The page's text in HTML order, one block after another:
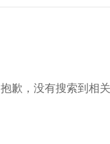
抱歉，没有搜索到相